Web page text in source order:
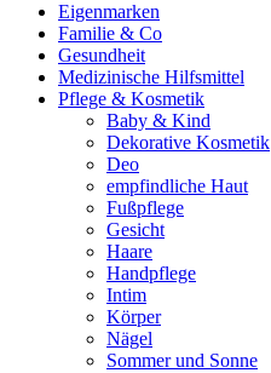
Eigenmarken
Familie & Co
Gesundheit
Medizinische Hilfsmittel
Pflege & Kosmetik
Baby & Kind
Dekorative Kosmetik
Deo
empfindliche Haut
Fußpflege
Gesicht
Haare
Handpflege
Intim
Körper
Nägel
Sommer und Sonne